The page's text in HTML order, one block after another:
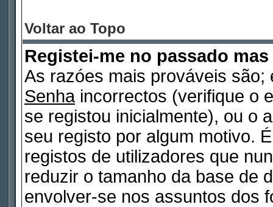
Voltar ao Topo
Registei-me no passado
As razóes mais prováveis
Senhaincorrectos (verifique o
se registou inicialmente), ou o
seu registo por algum motivo.
registos de utilizadores que
reduzir o tamanho da base de
envolver-se nos assuntos dos